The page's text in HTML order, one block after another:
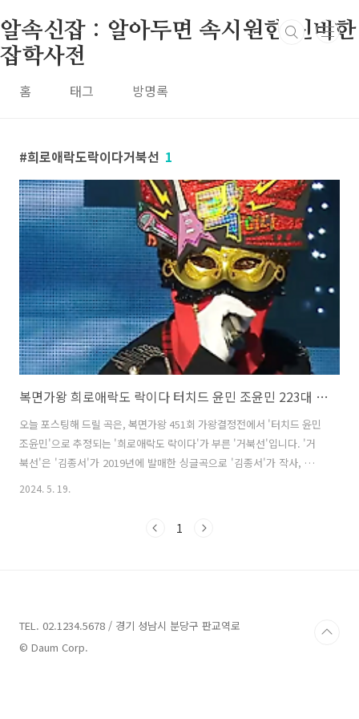
알속신잡 : 알아두면 속시원한 신비한
잡학사전
홈 태그 방명록
희로애락도락이다거북선 1
복면가왕 희로애락도 락이다 터치드 윤민 조윤민 223대 가왕 거북선 김종서 가사 노래 뮤비 곡정보
오늘 포스팅해 드릴 곡은, 복면가왕 451회 가왕결정전에서 '터치드 윤민
조윤민'으로 추정되는 '희로애락도 락이다'가 부른 '거북선'입니다. '거
북선'은 '김종서'가 2019년에 발매한 싱글곡으로 '김종서'가 작사, 작곡
했습니다. '희로애락도 락이다'가 적막함을 채우는 특유의 맑은 음색을
였습니다. 또한 노래에 실린 압도적인 위용과 거친 파도 같은 박력, 불꽃
2024. 5. 19.
1
TEL. 02.1234.5678 / 경기 성남시 분당구 판교역로
© Daum Corp.